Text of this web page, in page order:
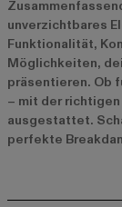
unverzichtbares
Funktionalität,
Möglichkeiten,
präsentieren. Ob
– mit der
ausgestattet.
perfekte